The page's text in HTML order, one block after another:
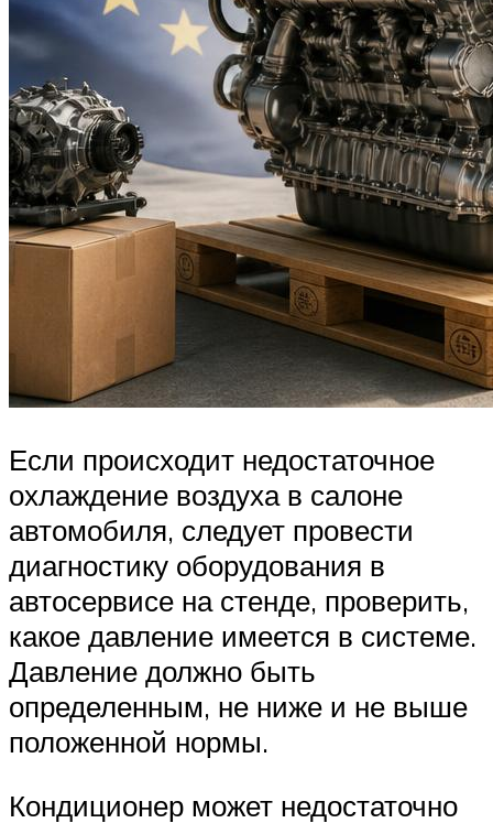
Если происходит недостаточное
охлаждение воздуха в салоне
автомобиля, следует провести
диагностику оборудования в
автосервисе на стенде, проверить,
какое давление имеется в системе.
Давление должно быть
определенным, не ниже и не выше
положенной нормы.
Кондиционер может недостаточно